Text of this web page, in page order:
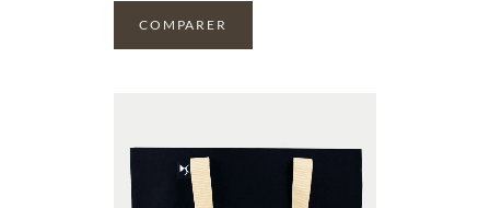
COMPARER